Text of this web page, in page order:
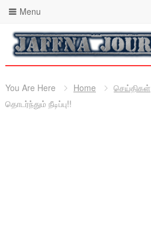
Menu
You Are Here Home செய்திகள்
தொடர்ந்தும் நீடிப்பு!!